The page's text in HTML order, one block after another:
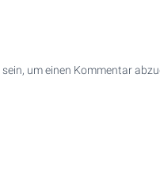
sein, um einen Kommentar